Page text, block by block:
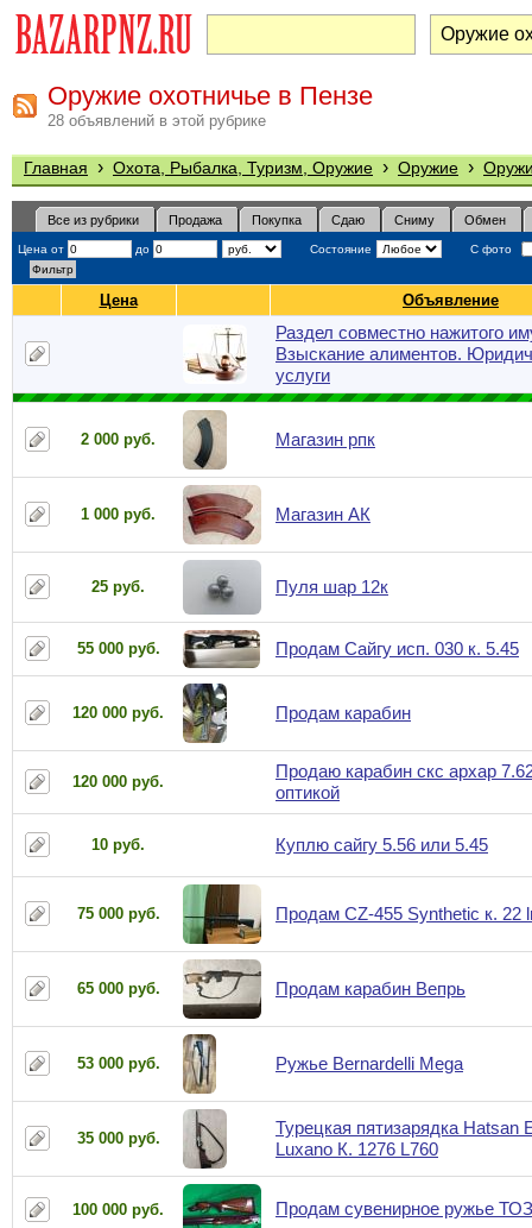
Оружие охотничье в Пензе
28 объявлений в этой рубрике
Главная › Охота, Рыбалка, Туризм, Оружие › Оружие ›
Все из рубрики Продажа Покупка Сдаю Сниму Обмен
Цена от до Состояние С фото
Цена Объявление
Раздел совместно нажитого
Взыскание алиментов.
услуги
2 000 руб. Магазин рпк
1 000 руб. Магазин АК
25 руб. Пуля шар 12к
55 000 руб. Продам Сайгу исп. 030 к. 5.45
120 000 руб. Продам карабин
120 000 руб.
Продаю карабин скс архар
оптикой
10 руб. Куплю сайгу 5.56 или 5.45
75 000 руб. Продам CZ-455 Synthetic к. 22
65 000 руб. Продам карабин Вепрь
53 000 руб. Ружье Bernardelli Mega
35 000 руб.
Турецкая пятизарядка Hatsan
Luxano К. 1276 L760
100 000 руб. Продам сувенирное ружье